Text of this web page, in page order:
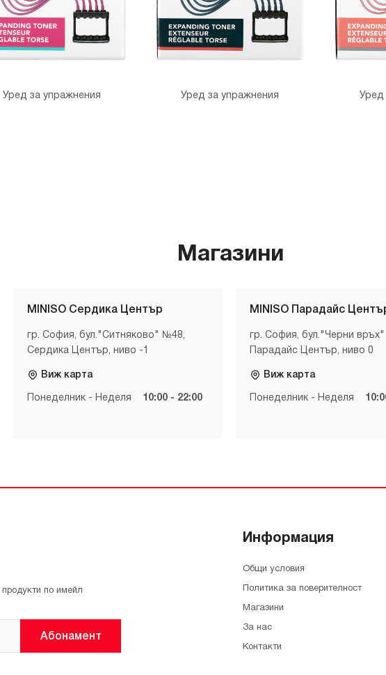
Уред за упражнения Уред за упражнения Уред
Магазини
MINISO Сердика Център
гр. София, бул."Ситняково" №48,
Сердика Център, ниво -1
Виж карта
Понеделник - Неделя 10:00 - 22:00
MINISO Парадайс
гр. София, бул."Черни
Парадайс Център, ниво 0
Виж карта
Понеделник - Неделя
по имейл
Абонамент
Информация
Общи условия
Политика за поверителност
Магазини
За нас
Контакти